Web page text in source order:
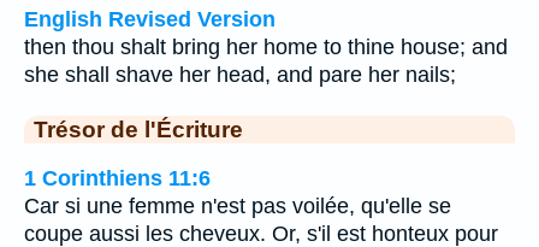
English Revised Version
then thou shalt bring her home to thine house; and
she shall shave her head, and pare her nails;
Trésor de l'Écriture
1 Corinthiens 11:6
Car si une femme n'est pas voilée, qu'elle se
coupe aussi les cheveux. Or, s'il est honteux pour